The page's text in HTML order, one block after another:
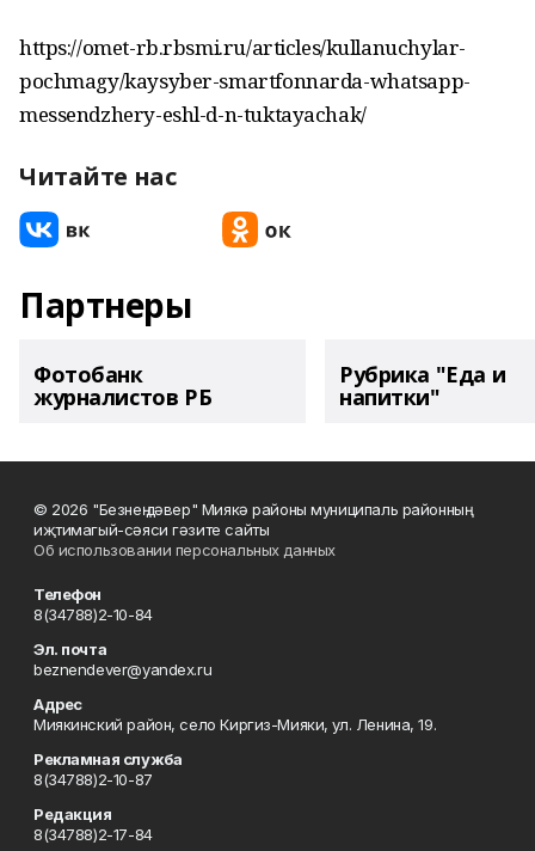
https://omet-rb.rbsmi.ru/articles/kullanuchylar-
pochmagy/kaysyber-smartfonnarda-whatsapp-
messendzhery-eshl-d-n-tuktayachak/
Читайте нас
Партнеры
Фотобанк
журналистов РБ
Рубрика "Еда и
напитки"
© 2026 "Безнең дәвер" Миякә районы муниципаль районның
иҗтимагый-сәяси гәзите сайты
Об использовании персональных данных
Телефон
8(34788)2-10-84
Эл. почта
beznendever@yandex.ru
Адрес
Миякинский район, село Киргиз-Мияки, ул. Ленина, 19.
Рекламная служба
8(34788)2-10-87
Редакция
8(34788)2-17-84